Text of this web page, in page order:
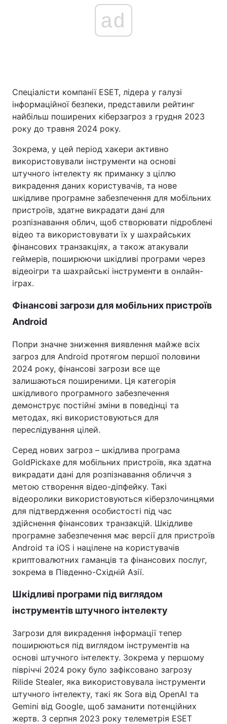
ad
Спеціалісти компанії ESET, лідера у галузі
інформаційної безпеки, представили рейтинг
найбільш поширених кіберзагроз з грудня 2023
року до травня 2024 року.
Зокрема, у цей період хакери активно
використовували інструменти на основі
штучного інтелекту як приманку з ціллю
викрадення даних користувачів, та нове
шкідливе програмне забезпечення для мобільних
пристроїв, здатне викрадати дані для
розпізнавання облич, щоб створювати підроблені
відео та використовувати їх у шахрайських
фінансових транзакціях, а також атакували
геймерів, поширюючи шкідливі програми через
відеоігри та шахрайські інструменти в онлайн-
іграх.
Фінансові загрози для мобільних пристроїв
Android
Попри значне зниження виявлення майже всіх
загроз для Android протягом першої половини
2024 року, фінансові загрози все ще
залишаються поширеними. Ця категорія
шкідливого програмного забезпечення
демонструє постійні зміни в поведінці та
методах, які використовуються для
переслідування цілей.
Серед нових загроз – шкідлива програма
GoldPickaxe для мобільних пристроїв, яка здатна
викрадати дані для розпізнавання обличчя з
метою створення відео-діпфейку. Такі
відеоролики використовуються кіберзлочинцями
для підтвердження особистості під час
здійснення фінансових транзакцій. Шкідливе
програмне забезпечення має версії для пристроїв
Android та iOS і націлене на користувачів
криптовалютних гаманців та фінансових послуг,
зокрема в Південно-Східній Азії.
Шкідливі програми під виглядом
інструментів штучного інтелекту
Загрози для викрадення інформації тепер
поширюються під виглядом інструментів на
основі штучного інтелекту. Зокрема у першому
півріччі 2024 року було зафіксовано загрозу
Rilide Stealer, яка використовувала інструменти
штучного інтелекту, такі як Sora від OpenAI та
Gemini від Google, щоб заманити потенційних
жертв. З серпня 2023 року телеметрія ESET